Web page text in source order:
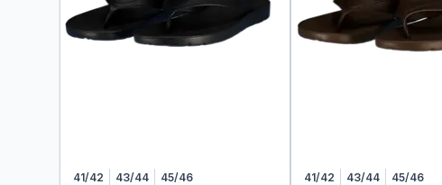
41/42 43/44 45/46 41/42 43/44 45/46